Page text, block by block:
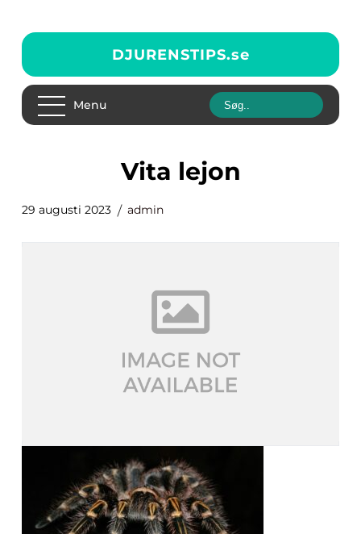
DJURENSTIPS.se
Menu
vita lejon
29 augusti 2023 admin